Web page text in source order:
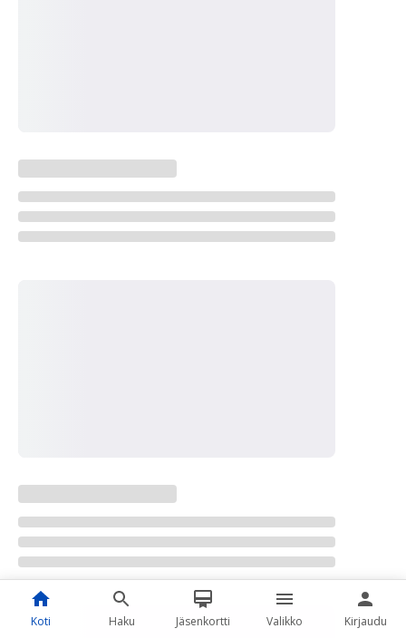
Koti Haku Jäsenkortti Valikko Kirjaudu